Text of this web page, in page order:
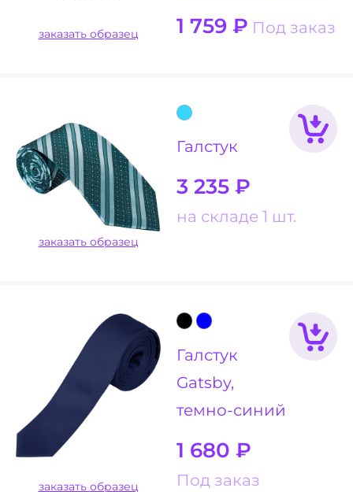
1 759 ₽ Под заказ
заказать образец
Галстук
3 235 ₽
на складе 1 шт.
заказать образец
Галстук
Gatsby,
темно-синий
1 680 ₽
Под заказ
заказать образец